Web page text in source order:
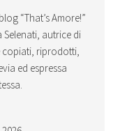
“That’s Amore!”
autrice di
copiati, riprodotti,
ed espressa